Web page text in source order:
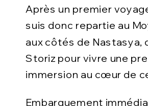
Après un premier
suis donc repartie au
aux côtés de Nastasya,
Storiz pour vivre une
immersion au cœur de
Embarquement